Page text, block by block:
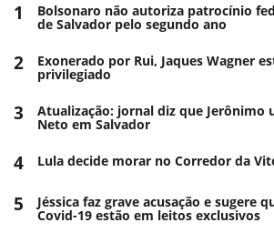
1 Bolsonaro não autoriza patrocínio
de Salvador pelo segundo ano
2 Exonerado por Rui, Jaques Wagner
privilegiado
3 Atualização: jornal diz que Jerônimo
Neto em Salvador
4 Lula decide morar no Corredor da
5 Jéssica faz grave acusação e sugere
Covid-19 estão em leitos exclusivos